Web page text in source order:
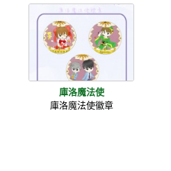
庫洛魔法使
庫洛魔法使徽章